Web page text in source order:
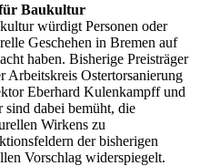
Baukultur
würdigt Personen oder
Geschehen in Bremen auf
haben. Bisherige Preisträger
Arbeitskreis Ostertorsanierung
Eberhard Kulenkampff und
sind dabei bemüht, die
Wirkens zu
der bisherigen
Vorschlag widerspiegelt.